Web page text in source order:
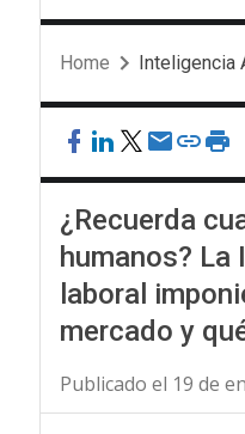
Home Inteligencia
¿Recuerda
humanos?
laboral
mercado y
Publicado el 19 de